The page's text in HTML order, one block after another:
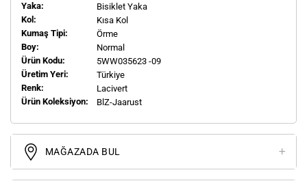
Yaka:
Bisiklet Yaka
Kol:
Kısa Kol
Kumaş Tipi:
Örme
Boy:
Normal
Ürün Kodu:
5WW035623 -09
Üretim Yeri:
Türkiye
Renk:
Lacivert
Ürün Koleksiyon:
BlZ-Jaarust
MAĞAZADA BUL